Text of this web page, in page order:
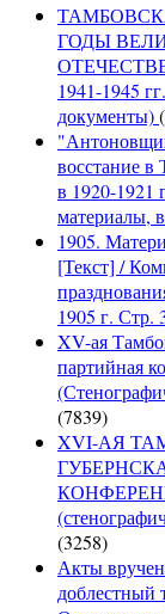
ГОДЫ
1941-1945
документы)
восстание в
в 1920-1921
материалы,
1905.
[Текст] /
1905 г. Стр.
XV-ая
партийная
(7839)
XVI-АЯ
(3258)
Акты
доблестный